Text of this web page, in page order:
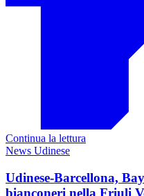
Continua la lettura
News Udinese
Udinese-Barcellona,
bianconeri nella Friuli